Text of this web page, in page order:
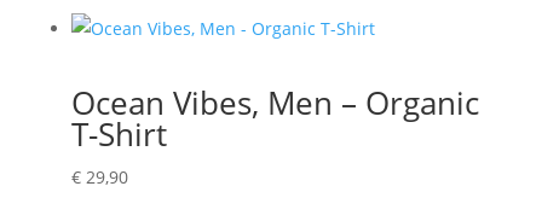
Menge
Ocean Vibes, Men – Organic
T-Shirt
€29,90